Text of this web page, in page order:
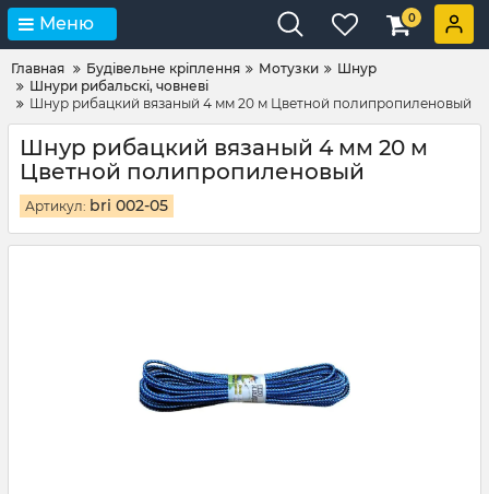
Меню 0
Главная Будівельне кріплення Мотузки
Шнур
Шнури рибальскі, човневі
Шнур рибацкий вязаный 4 мм 20 м Цветной полипропиленовый
Шнур рибацкий вязаный 4 мм 20 м
Цветной полипропиленовый
Артикул: bri 002-05